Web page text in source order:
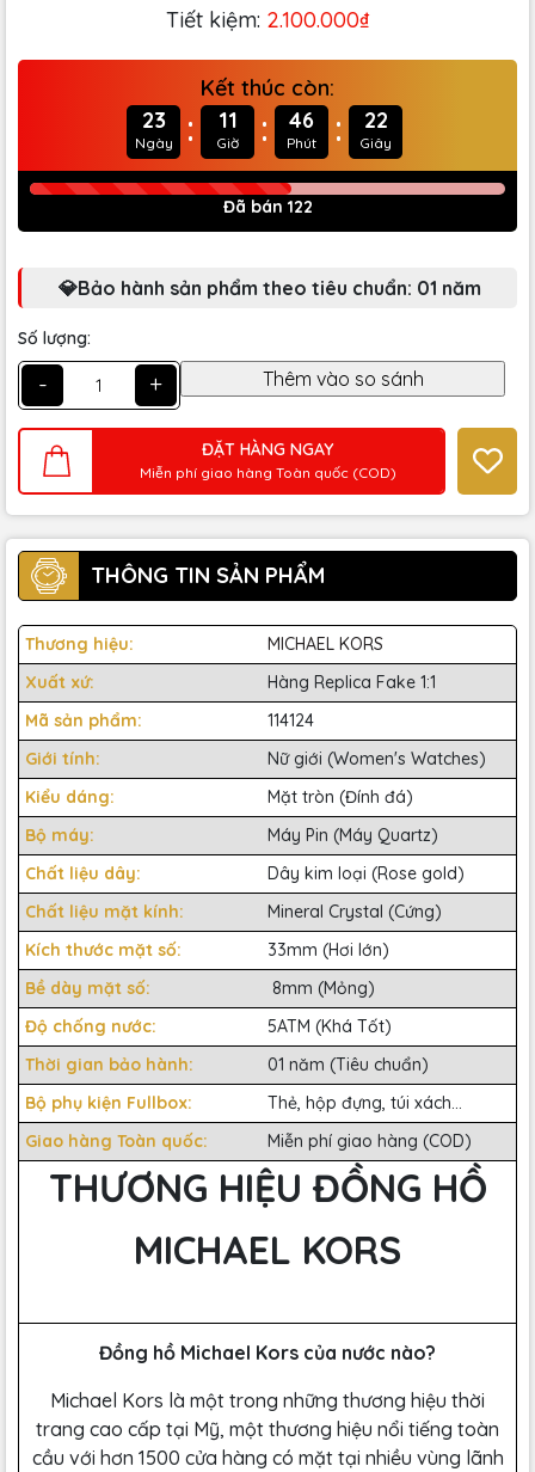
Tiết kiệm: 2.100.000₫
Kết thúc còn:
23
Ngày : 11
Giờ : 46
Phút : 20
Giây
Đã bán 122
💎Bảo hành sản phẩm theo tiêu chuẩn: 01 năm
Số lượng:
- +
ĐẶT HÀNG NGAY
Miễn phí giao hàng Toàn quốc (COD)
THÔNG TIN SẢN PHẨM
Thương hiệu:
MICHAEL KORS
Xuất xứ:
Hàng Replica Fake 1:1
Mã sản phẩm:
114124
Giới tính:
Nữ giới (Women's Watches)
Kiểu dáng:
Mặt tròn (Đính đá)
Bộ máy:
Máy Pin (Máy Quartz)
Chất liệu dây:
Dây kim loại (Rose gold)
Chất liệu mặt kính:
Mineral Crystal (Cứng)
Kích thước mặt số:
33mm (Hơi lớn)
Bề dày mặt số:
8mm (Mỏng)
Độ chống nước:
5ATM (Khá Tốt)
Thời gian bảo hành:
01 năm (Tiêu chuẩn)
Bộ phụ kiện Fullbox:
Thẻ, hộp đựng, túi xách...
Giao hàng Toàn quốc:
Miễn phí giao hàng (COD)
THƯƠNG HIỆU ĐỒNG HỒ
MICHAEL KORS
Đồng hồ Michael Kors của nước nào?
Michael Kors là một trong những thương hiệu thời
trang cao cấp tại Mỹ, một thương hiệu nổi tiếng toàn
cầu với hơn 1500 cửa hàng có mặt tại nhiều vùng lãnh